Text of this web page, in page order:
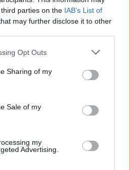
parties on the IAB’s List of
may further disclose it to other
Opt Outs
Sharing of my
Sale of my
my
Advertising.
ζητάνε την παρέμβαση
στις μέρες της
δυνάμεις εμφανίζονται.
Bolsonaro, ένας πρώην
εθνικιστική ρητορική.
από τη Μέση Ανατολή
Ήδη η πολιτική των
από το 2013-
την Κίνα. Δεύτερον,
από μια πιο βαθιά